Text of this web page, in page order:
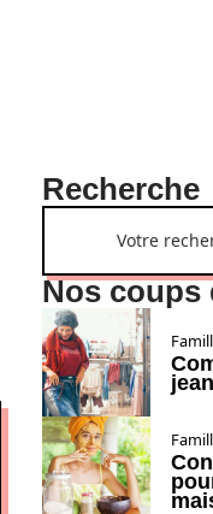
Recherche
Nos coups